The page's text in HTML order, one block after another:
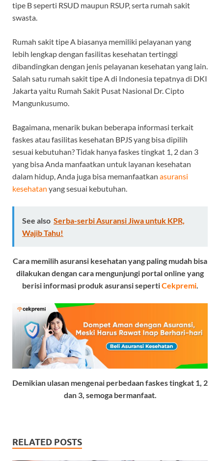
tipe B seperti RSUD maupun RSUP, serta rumah sakit
swasta.
Rumah sakit tipe A biasanya memiliki pelayanan yang
lebih lengkap dengan fasilitas kesehatan tertinggi
dibandingkan dengan jenis pelayanan kesehatan yang lain.
Salah satu rumah sakit tipe A di Indonesia tepatnya di DKI
Jakarta yaitu Rumah Sakit Pusat Nasional Dr. Cipto
Mangunkusumo.
Bagaimana, menarik bukan beberapa informasi terkait
faskes atau fasilitas kesehatan BPJS yang bisa dipilih
sesuai kebutuhan?Tidak hanya faskes tingkat 1, 2 dan 3
yang bisa Anda manfaatkan untuk layanan kesehatan
dalam hidup, Anda juga bisa memanfaatkan asuransi
kesehatan yang sesuai kebutuhan.
See also Serba-serbi Asuransi Jiwa untuk KPR,
Wajib Tahu!
Cara memilih asuransi kesehatan yang paling mudah bisa
dilakukan dengan cara mengunjungi portal online yang
berisi informasi produk asuransi sepertiCekpremi.
Demikian ulasan mengenai perbedaan faskes tingkat 1, 2
dan 3, semoga bermanfaat.
RELATED POSTS